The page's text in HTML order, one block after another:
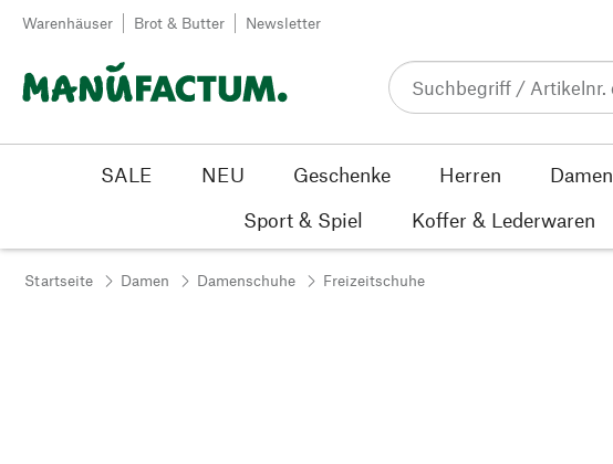
Zum Inhalt springen
Warenhäuser Brot & Butter Newsletter
SALE NEU Geschenke Herren Damen
Sport & Spiel
Koffer & Lederwaren
Startseite Damen Damenschuhe Freizeitschuhe